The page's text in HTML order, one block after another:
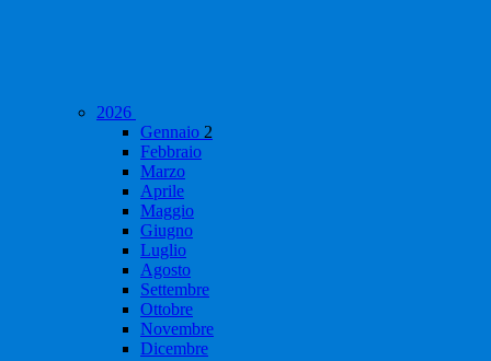
2026
Gennaio 2
Febbraio
Marzo
Aprile
Maggio
Giugno
Luglio
Agosto
Settembre
Ottobre
Novembre
Dicembre